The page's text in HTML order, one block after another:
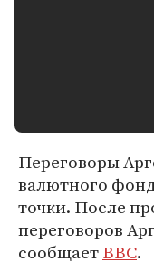
Переговоры
валютного
точки. После
переговоров
сообщаетBBC.